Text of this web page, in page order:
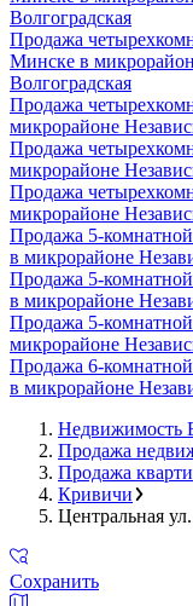
Волгоградская
Продажа
Минске в
Волгоградская
Продажа
микрорайоне
Продажа
микрорайоне
Продажа
микрорайоне
Продажа 5-
в микрорайоне
Продажа 5-
в микрорайоне
Продажа 5-
микрорайоне
Продажа 6-
в микрорайоне
Недвижимость
Продажа
Продажа
Кривичи
Центральная ул.
Сохранить